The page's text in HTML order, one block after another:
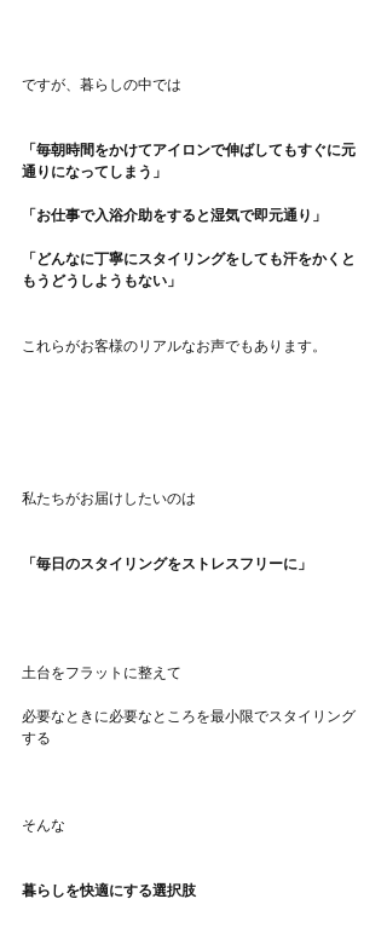
ですが、暮らしの中では
「毎朝時間をかけてアイロンで伸ばしてもすぐに元
通りになってしまう」
「お仕事で入浴介助をすると湿気で即元通り」
「どんなに丁寧にスタイリングをしても汗をかくと
もうどうしようもない」
これらがお客様のリアルなお声でもあります。
私たちがお届けしたいのは
「毎日のスタイリングをストレスフリーに」
土台をフラットに整えて
必要なときに必要なところを最小限でスタイリング
する
そんな
暮らしを快適にする選択肢